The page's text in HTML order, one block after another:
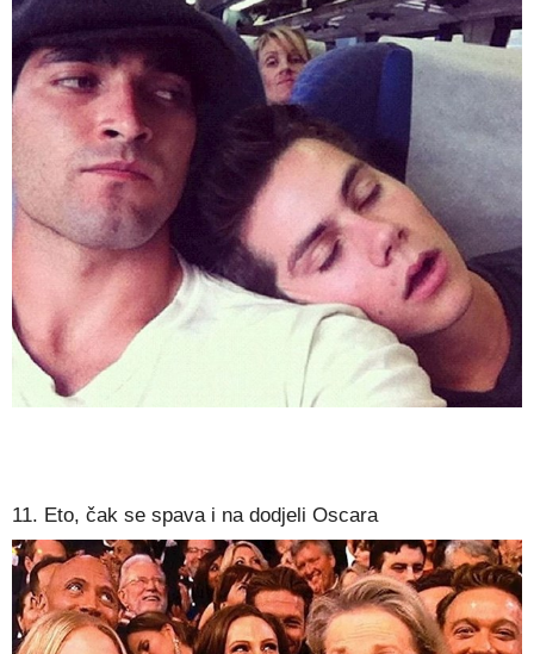
11. Eto, čak se spava i na dodjeli Oscara